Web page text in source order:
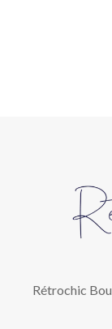
Rétrochic